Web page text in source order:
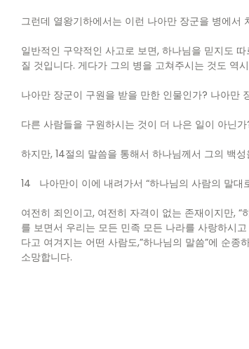
그런데 열왕기하에서는 이런 나아만 장군을 병에서
일반적인 구약적인 사고로 보면, 하나님을 믿지도
질 것입니다. 게다가 그의 병을 고쳐주시는 것도 역
나아만 장군이 구원을 받을 만한 인물인가? 나아만
다른 사람들을 구원하시는 것이 더 나은 일이 아닌
하지만, 14절의 말씀을 통해서 하나님께서 그의 백
14 나아만이 이에 내려가서 “하나님의 사람의 말대
여전히 죄인이고, 여전히 자격이 없는 존재이지만,
를 보면서 우리는 모든 민족 모든 나라를 사랑하시
다고 여겨지는 어떤 사람도,”하나님의 말씀”에 순
소망합니다.